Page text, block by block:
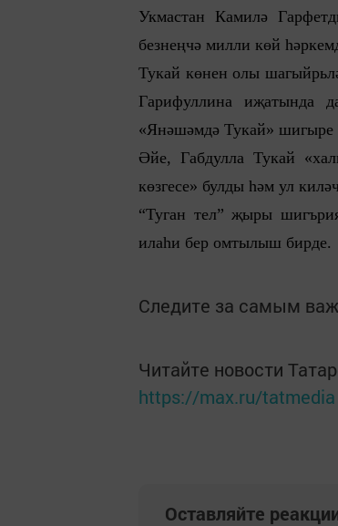
Укмастан Камилә
безнеңчә милли көй
Тукай көнен олы
Гарифуллина иҗатында
«Янәшәмдә Тукай» шигыре
Әйе, Габдулла Тукай
көзгесе» булды һәм ул
“Туган тел” җыры
илаһи бер омтылыш
Следите за самым
Читайте новости
https://max.ru/tatmedia
Оставляйте